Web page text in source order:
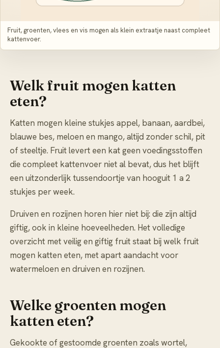
Fruit, groenten, vlees en vis mogen als klein extraatje naast compleet
kattenvoer.
Welk fruit mogen katten
eten?
Katten mogen kleine stukjes appel, banaan, aardbei,
blauwe bes, meloen en mango, altijd zonder schil, pit
of steeltje. Fruit levert een kat geen voedingsstoffen
die compleet kattenvoer niet al bevat, dus het blijft
een uitzonderlijk tussendoortje van hooguit 1 a 2
stukjes per week.
Druiven en rozijnen horen hier niet bij: die zijn altijd
giftig, ook in kleine hoeveelheden. Het volledige
overzicht met veilig en giftig fruit staat bij welk fruit
mogen katten eten, met apart aandacht voor
watermeloen en druiven en rozijnen.
Welke groenten mogen
katten eten?
Gekookte of gestoomde groenten zoals wortel,